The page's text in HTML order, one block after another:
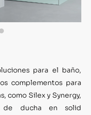
para el baño,
complementos para
como Silex y Synergy,
ducha en solid